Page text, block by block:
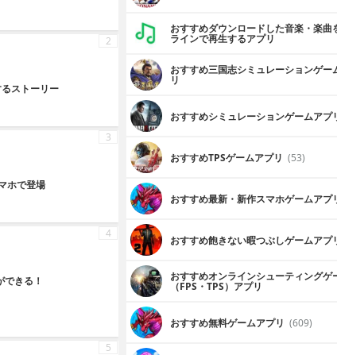
ストーリー
2
ホで登場
3
きる！
4
5
おすすめダウンロードした音楽・楽曲
ラインで再生するアプリ
おすすめ三国志シミュレーションゲー
リ
おすすめシミュレーションゲームアプ
おすすめTPSゲームアプリ (53)
おすすめ最新・新作スマホゲームアプ
おすすめ飽きない暇つぶしゲームアプ
おすすめオンラインシューティングゲ
（FPS・TPS）アプリ
おすすめ無料ゲームアプリ (609)